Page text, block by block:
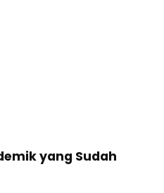
yang Sudah